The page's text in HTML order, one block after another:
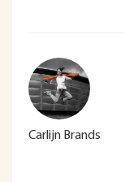
Carlijn Brands